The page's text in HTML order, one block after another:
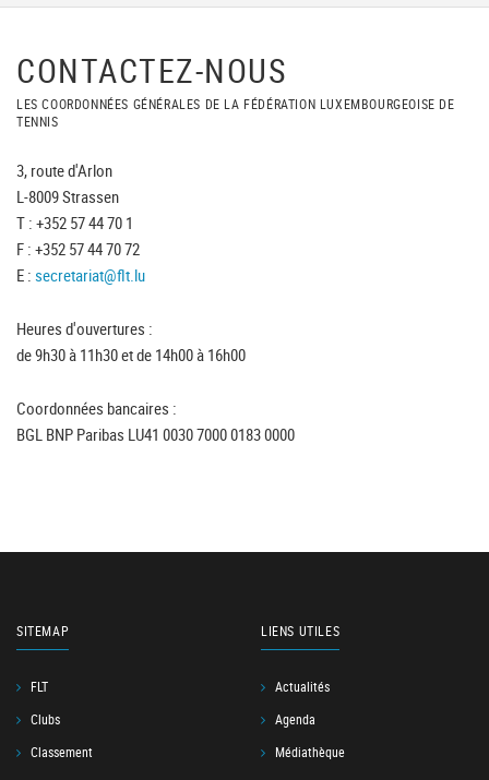
CONTACTEZ-NOUS
LES COORDONNÉES GÉNÉRALES DE LA FÉDÉRATION LUXEMBOURGEOISE DE
TENNIS
3, route d'Arlon
L-8009 Strassen
T : +352 57 44 70 1
F : +352 57 44 70 72
E : secretariat@flt.lu
Heures d'ouvertures :
de 9h30 à 11h30 et de 14h00 à 16h00
Coordonnées bancaires :
BGL BNP Paribas LU41 0030 7000 0183 0000
SITEMAP
FLT
Clubs
Classement
LIENS UTILES
Actualités
Agenda
Médiathèque